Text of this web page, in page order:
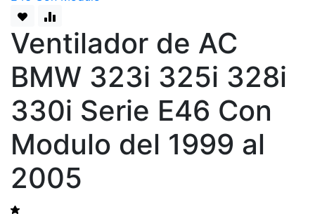
Ventilador de AC
BMW 323i 325i 328i
330i Serie E46 Con
Modulo del 1999 al
2005